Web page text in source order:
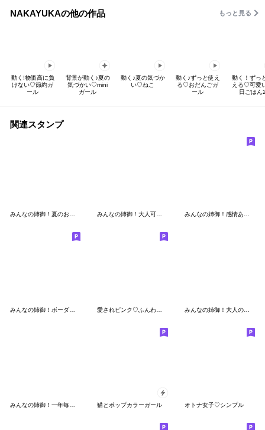
NAKAYUKAの他の作品 もっと見る
動く!物価高に負
けない♡節約ガ
ール
背景が動く♪夏の
気づかい♡mini
ガール
動く♪夏の気づか
い♡ねこ
動く♪ずっと使え
る♡おだんごガ
ール
動く！ずっ
える♡可愛
日ごはん
関連スタンプ
みんなの姉御！夏のお出かけ3Dスタイル みんなの姉御！大人可愛い挨拶＊3D風 みんなの姉御！感情あふれる＊オシャカワ
みんなの姉御！大人のオシャカワ3D
猫とポップカラーガール オトナ女子♡シンプル